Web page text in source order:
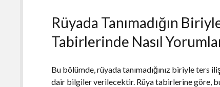
Rüyada Tanımadığın
Tabirlerinde Nasıl
Bu bölümde, rüyada tanımadığınız biriyle ters
dair bilgiler verilecektir. Rüya tabirlerine göre,